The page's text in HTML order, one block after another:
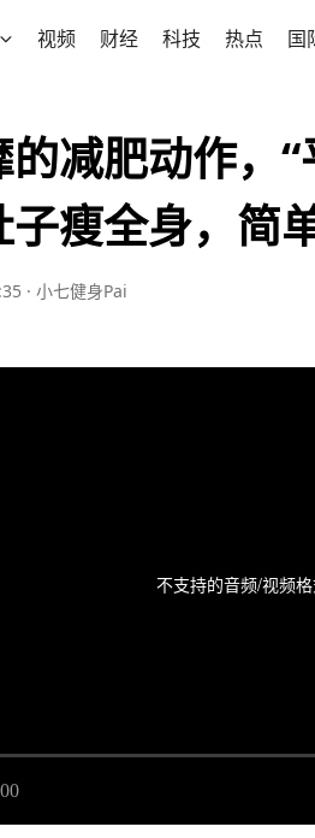
视频 财经 科技 热点 国
减肥动作，
瘦全身，简
· 小七健身Pai
不支持的音频/视频